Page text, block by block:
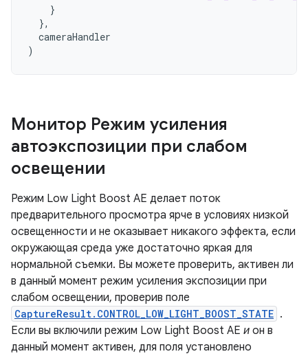
}
},
cameraHandler
)
Монитор Режим усиления
автоэкспозиции при слабом
освещении
Режим Low Light Boost AE делает поток
предварительного просмотра ярче в условиях низкой
освещенности и не оказывает никакого эффекта, если
окружающая среда уже достаточно яркая для
нормальной съемки. Вы можете проверить, активен ли
в данный момент режим усиления экспозиции при
слабом освещении, проверив поле
CaptureResult.CONTROL_LOW_LIGHT_BOOST_STATE .
Если вы включили режим Low Light Boost AE и он в
данный момент активен, для поля установлено